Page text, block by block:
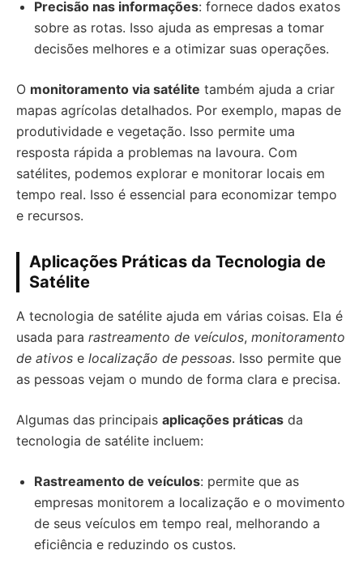
Precisão nas informações: fornece dados exatos
sobre as rotas. Isso ajuda as empresas a tomar
decisões melhores e a otimizar suas operações.
O monitoramento via satélite também ajuda a criar
mapas agrícolas detalhados. Por exemplo, mapas de
produtividade e vegetação. Isso permite uma
resposta rápida a problemas na lavoura. Com
satélites, podemos explorar e monitorar locais em
tempo real. Isso é essencial para economizar tempo
e recursos.
Aplicações Práticas da Tecnologia de
Satélite
A tecnologia de satélite ajuda em várias coisas. Ela é
usada para rastreamento de veículos, monitoramento
de ativos e localização de pessoas. Isso permite que
as pessoas vejam o mundo de forma clara e precisa.
Algumas das principais aplicações práticas da
tecnologia de satélite incluem:
Rastreamento de veículos: permite que as
empresas monitorem a localização e o movimento
de seus veículos em tempo real, melhorando a
eficiência e reduzindo os custos.